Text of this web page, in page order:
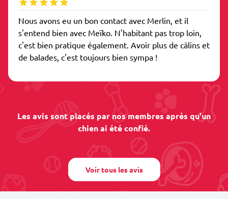
Nous avons eu un bon contact avec Merlin, et il
s'entend bien avec Meïko. N'habitant pas trop loin,
c'est bien pratique également. Avoir plus de câlins et
de balades, c'est toujours bien sympa !
Les avis sont placés par nos membres après qu'un
chien ai été confié.
Voir tous les avis